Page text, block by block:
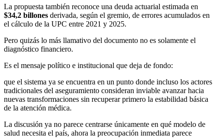
La propuesta también reconoce una deuda actuarial estimada en
$34,2 billones derivada, según el gremio, de errores acumulados en
el cálculo de la UPC entre 2021 y 2025.
Pero quizás lo más llamativo del documento no es solamente el
diagnóstico financiero.
Es el mensaje político e institucional que deja de fondo:
que el sistema ya se encuentra en un punto donde incluso los actores
tradicionales del aseguramiento consideran inviable avanzar hacia
nuevas transformaciones sin recuperar primero la estabilidad básica
de la atención médica.
La discusión ya no parece centrarse únicamente en qué modelo de
salud necesita el país, ahora la preocupación inmediata parece